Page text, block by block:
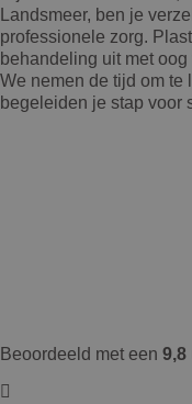
Landsmeer, ben je
professionele zorg.
behandeling uit met
We nemen de tijd om te
begeleiden je stap voor
Beoordeeld met een 9,8